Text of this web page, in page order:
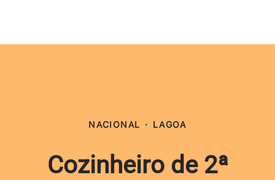
NACIONAL · LAGOA
Cozinheiro de 2ª